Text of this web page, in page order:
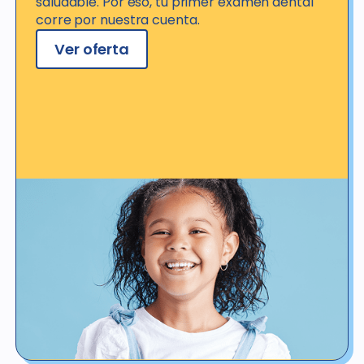
corre por nuestra cuenta.
Ver oferta
Ver detalles de la oferta
*No válido para pacientes con seguro o cobertura dental, ya sea